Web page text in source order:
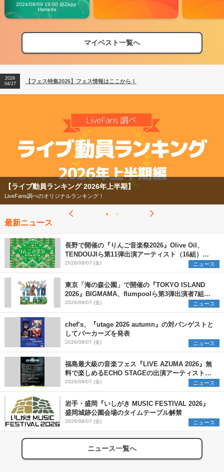
Vibes
2024/08/09 19:00 @Zepp
Haneda
マイベスト一覧へ
【フェス特集2026】フェス情報はここから！
【ライブ動員ランキング】2026年上半期編発表！
2026
04/27
【フェス特集2026】フェス情報はここから！
2026
【ライブ動員ランキング 2026年上半期】
LiveFans調べのオリジナルランキング！
最新ニュース
長野で開催の『りんご音楽祭2026』Olive Oil、
TENDOUJIら第11弾出演アーティスト（16組）を
発表
2026/08/07 (金) ニュース
東京「海の森公園」で開催の『TOKYO ISLAND
2026』BIGMAMA、flumpoolら第3弾出演者7組を
発表 ワークショップ・アート出展者を募集
2026/08/07 (金) ニュース
chef’s、『utage 2026 autumn』の対バンゲストと
してパーカーズを発表
2026/08/07 (金) ニュース
福島最大級の音楽フェス『LIVE AZUMA 2026』無
料で楽しめるECHO STAGEの出演アーティストを
発表
2026/08/07 (金) ニュース
岩手・盛岡『いしがき MUSIC FESTIVAL 2026』
盛岡城跡公園会場のタイムテーブル解禁
2026/08/07 (金) ニュース
ニュース一覧へ